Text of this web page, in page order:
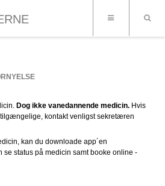
Dog ikke vanedannende medicin. Hvis
kontakt venligst sekretæren
kan du downloade app´en
se status på medicin samt booke online -